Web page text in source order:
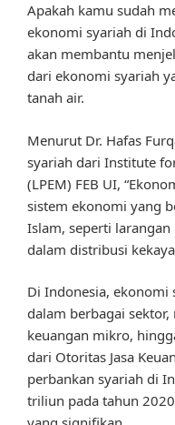
Apakah kamu sudah
ekonomi syariah di
akan membantu
dari ekonomi syariah
tanah air.
Menurut Dr. Hafas
syariah dari Institute
(LPEM) FEB UI,
sistem ekonomi yang
Islam, seperti
dalam distribusi
Di Indonesia, ekonomi
dalam berbagai
keuangan mikro,
dari Otoritas Jasa
perbankan syariah di
triliun pada tahun